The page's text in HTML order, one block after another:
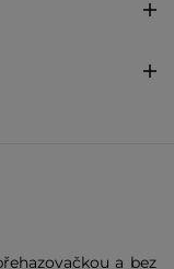
a bez